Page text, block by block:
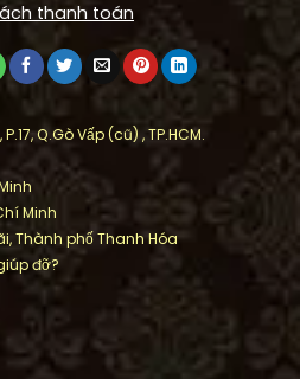
thanh toán
Q.Gò Vấp (cũ) , TP.HCM.
Minh
Thành phố Thanh Hóa
đỡ?